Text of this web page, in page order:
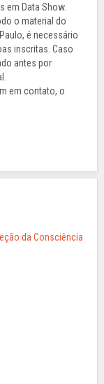
em Data Show.
o material do
é necessário
inscritas. Caso
antes por
em contato, o
da Consciência